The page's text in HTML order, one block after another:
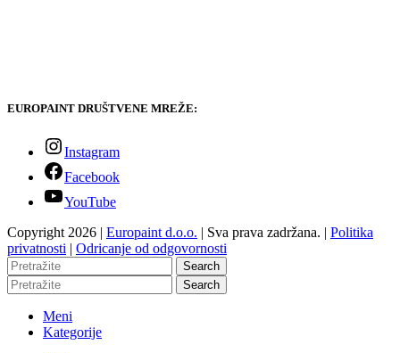
EUROPAINT DRUŠTVENE MREŽE:
Instagram
Facebook
YouTube
Copyright 2026 | Europaint d.o.o. | Sva prava zadržana. | Politika
privatnosti | Odricanje od odgovornosti
Search
Search
Meni
Kategorije